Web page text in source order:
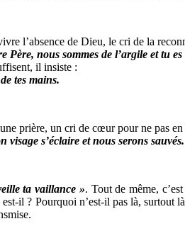
l’absence de Dieu, le cri de la
Père, nous sommes de l’argile et tu es
il insiste :
tes mains.
prière, un cri de cœur pour ne pas en
s’éclaire et nous serons sauvés.
ta vaillance ». Tout de même,
il ? Pourquoi n’est-il pas là, surtout